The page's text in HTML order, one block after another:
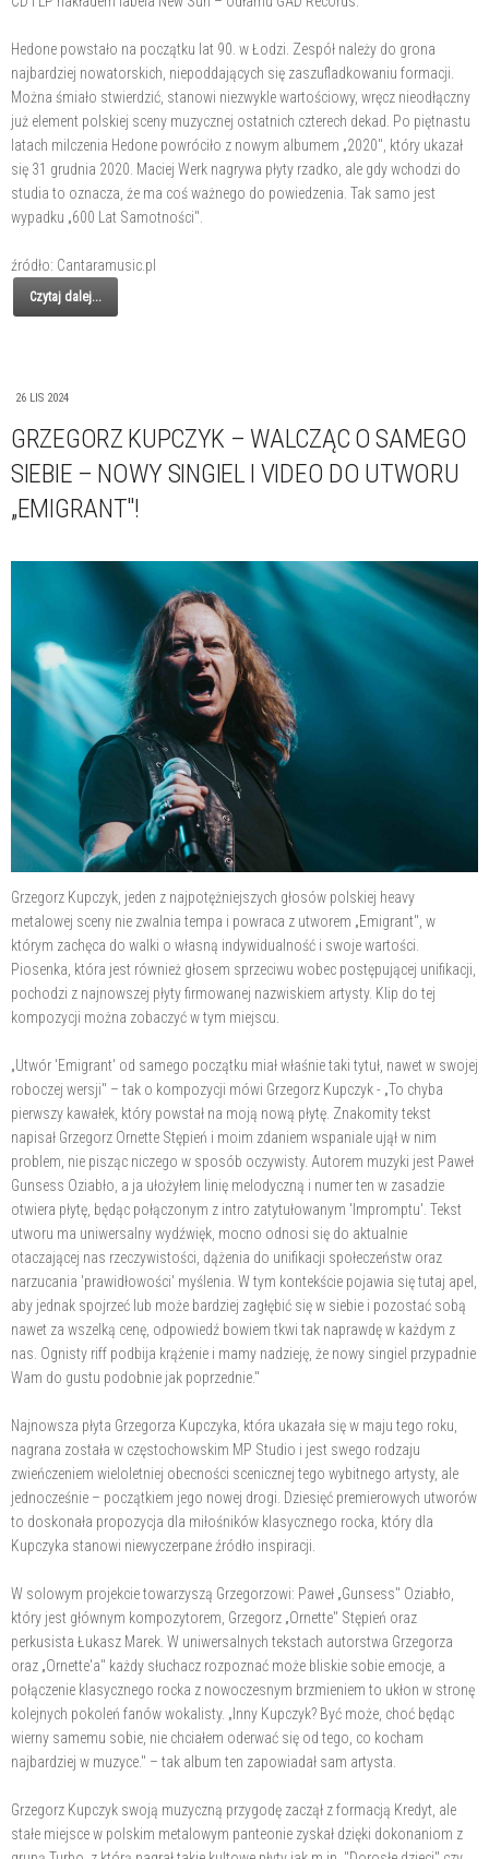
Hedone powstało na początku lat 90. w Łodzi. Zespół należy do grona
najbardziej nowatorskich, niepoddających się zaszufladkowaniu formacji.
Można śmiało stwierdzić, stanowi niezwykle wartościowy, wręcz nieodłączny
już element polskiej sceny muzycznej ostatnich czterech dekad. Po piętnastu
latach milczenia Hedone powróciło z nowym albumem „2020", który ukazał
się 31 grudnia 2020. Maciej Werk nagrywa płyty rzadko, ale gdy wchodzi do
studia to oznacza, że ma coś ważnego do powiedzenia. Tak samo jest
wypadku „600 Lat Samotności".
źródło: Cantaramusic.pl
Czytaj dalej...
26 LIS 2024
GRZEGORZ KUPCZYK – WALCZĄC O SAMEGO
SIEBIE – NOWY SINGIEL I VIDEO DO UTWORU
„EMIGRANT"!
Grzegorz Kupczyk, jeden z najpotężniejszych głosów polskiej heavy
metalowej sceny nie zwalnia tempa i powraca z utworem „Emigrant", w
którym zachęca do walki o własną indywidualność i swoje wartości.
Piosenka, która jest również głosem sprzeciwu wobec postępującej unifikacji,
pochodzi z najnowszej płyty firmowanej nazwiskiem artysty. Klip do tej
kompozycji można zobaczyć w tym miejscu.
„Utwór 'Emigrant' od samego początku miał właśnie taki tytuł, nawet w swojej
roboczej wersji" – tak o kompozycji mówi Grzegorz Kupczyk - „To chyba
pierwszy kawałek, który powstał na moją nową płytę. Znakomity tekst
napisał Grzegorz Ornette Stępień i moim zdaniem wspaniale ujął w nim
problem, nie pisząc niczego w sposób oczywisty. Autorem muzyki jest Paweł
Gunsess Oziabło, a ja ułożyłem linię melodyczną i numer ten w zasadzie
otwiera płytę, będąc połączonym z intro zatytułowanym 'Impromptu'. Tekst
utworu ma uniwersalny wydźwięk, mocno odnosi się do aktualnie
otaczającej nas rzeczywistości, dążenia do unifikacji społeczeństw oraz
narzucania 'prawidłowości' myślenia. W tym kontekście pojawia się tutaj apel,
aby jednak spojrzeć lub może bardziej zagłębić się w siebie i pozostać sobą
nawet za wszelką cenę, odpowiedź bowiem tkwi tak naprawdę w każdym z
nas. Ognisty riff podbija krążenie i mamy nadzieję, że nowy singiel przypadnie
Wam do gustu podobnie jak poprzednie."
Najnowsza płyta Grzegorza Kupczyka, która ukazała się w maju tego roku,
nagrana została w częstochowskim MP Studio i jest swego rodzaju
zwieńczeniem wieloletniej obecności scenicznej tego wybitnego artysty, ale
jednocześnie – początkiem jego nowej drogi. Dziesięć premierowych utworów
to doskonała propozycja dla miłośników klasycznego rocka, który dla
Kupczyka stanowi niewyczerpane źródło inspiracji.
W solowym projekcie towarzyszą Grzegorzowi: Paweł „Gunsess" Oziabło,
który jest głównym kompozytorem, Grzegorz „Ornette" Stępień oraz
perkusista Łukasz Marek. W uniwersalnych tekstach autorstwa Grzegorza
oraz „Ornette'a" każdy słuchacz rozpoznać może bliskie sobie emocje, a
połączenie klasycznego rocka z nowoczesnym brzmieniem to ukłon w stronę
kolejnych pokoleń fanów wokalisty. „Inny Kupczyk? Być może, choć będąc
wierny samemu sobie, nie chciałem oderwać się od tego, co kocham
najbardziej w muzyce." – tak album ten zapowiadał sam artysta.
Grzegorz Kupczyk swoją muzyczną przygodę zaczął z formacją Kredyt, ale
stałe miejsce w polskim metalowym panteonie zyskał dzięki dokonaniom z